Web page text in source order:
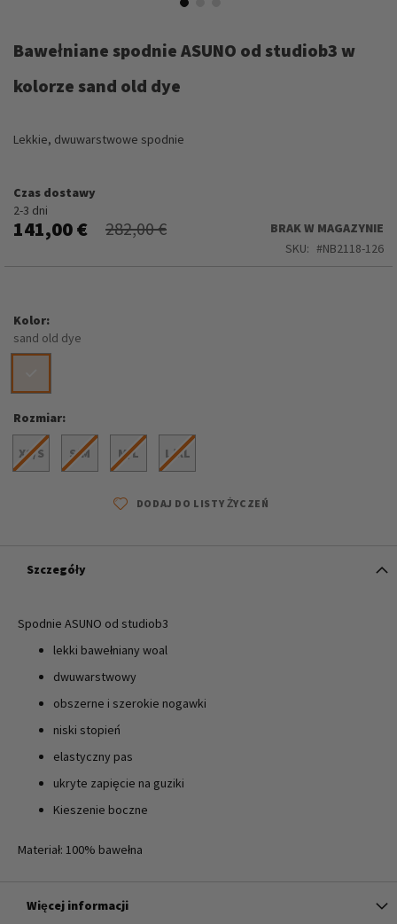
początek
Bawełniane spodnie ASUNO od studiob3 w
kolorze sand old dye
Lekkie, dwuwarstwowe spodnie
Czas dostawy
2-3 dni
141,00 € 282,00 €
BRAK W MAGAZYNIE
SKU
NB2118-126
Kolor
sand old dye
Rozmiar
XS/S S/M M/L L/XL
DODAJ DO LISTY ŻYCZEŃ
Szczegóły
Spodnie ASUNO od studiob3
lekki bawełniany woal
dwuwarstwowy
obszerne i szerokie nogawki
niski stopień
elastyczny pas
ukryte zapięcie na guziki
Kieszenie boczne
Materiał: 100% bawełna
Więcej informacji